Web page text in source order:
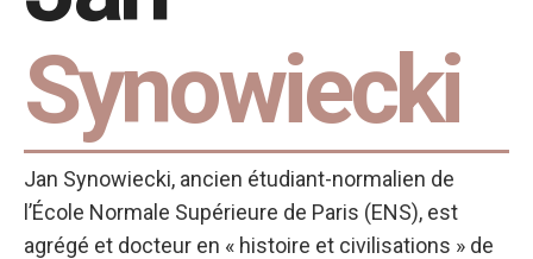
Synowiecki
Jan Synowiecki, ancien étudiant-normalien de
l’École Normale Supérieure de Paris (ENS), est
agrégé et docteur en « histoire et civilisations » de